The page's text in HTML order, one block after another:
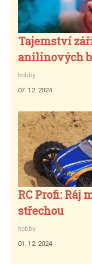
Tajemství
anilinových
hobby
07. 12. 2024
RC Profi: Ráj
střechou
hobby
01. 12. 2024